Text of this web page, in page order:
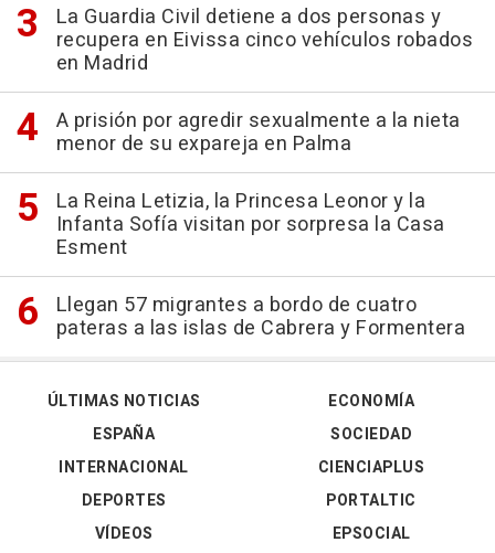
La Guardia Civil detiene a dos personas y
recupera en Eivissa cinco vehículos robados
en Madrid
A prisión por agredir sexualmente a la nieta
menor de su expareja en Palma
La Reina Letizia, la Princesa Leonor y la
Infanta Sofía visitan por sorpresa la Casa
Esment
Llegan 57 migrantes a bordo de cuatro
pateras a las islas de Cabrera y Formentera
ÚLTIMAS NOTICIAS
ESPAÑA
INTERNACIONAL
DEPORTES
VÍDEOS
ECONOMÍA
SOCIEDAD
CIENCIAPLUS
PORTALTIC
EPSOCIAL